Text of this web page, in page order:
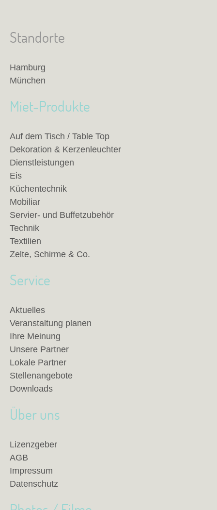
Standorte
Hamburg
München
Miet-Produkte
Auf dem Tisch / Table Top
Dekoration & Kerzenleuchter
Dienstleistungen
Eis
Küchentechnik
Mobiliar
Servier- und Buffetzubehör
Technik
Textilien
Zelte, Schirme & Co.
Service
Aktuelles
Veranstaltung planen
Ihre Meinung
Unsere Partner
Lokale Partner
Stellenangebote
Downloads
Über uns
Lizenzgeber
AGB
Impressum
Datenschutz